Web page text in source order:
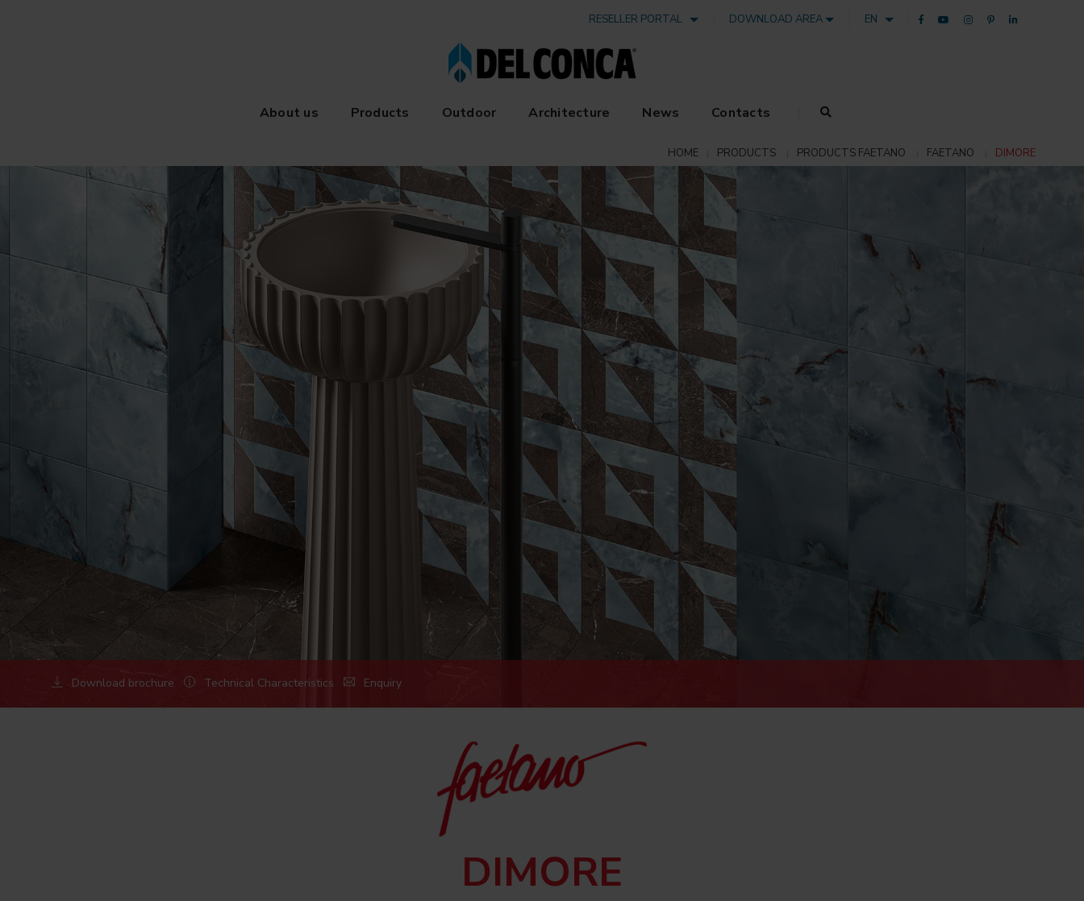
RESELLER PORTAL DOWNLOAD AREA EN
About us Products Outdoor Architecture News Contacts
HOME PRODUCTS PRODUCTS FAETANO FAETANO DIMORE
Download brochure Technical Characteristics Enquiry
DIMORE